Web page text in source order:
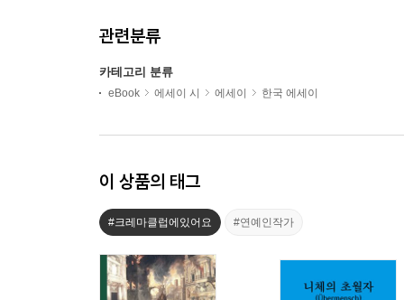
관련분류
카테고리 분류
eBook 에세이 시 에세이 한국 에세이
이 상품의 태그
#크레마클럽에있어요 #연예인작가